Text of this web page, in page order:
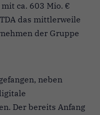
ca. 603 Mio. €
das mittlerweile
der Gruppe
neben
Der bereits Anfang